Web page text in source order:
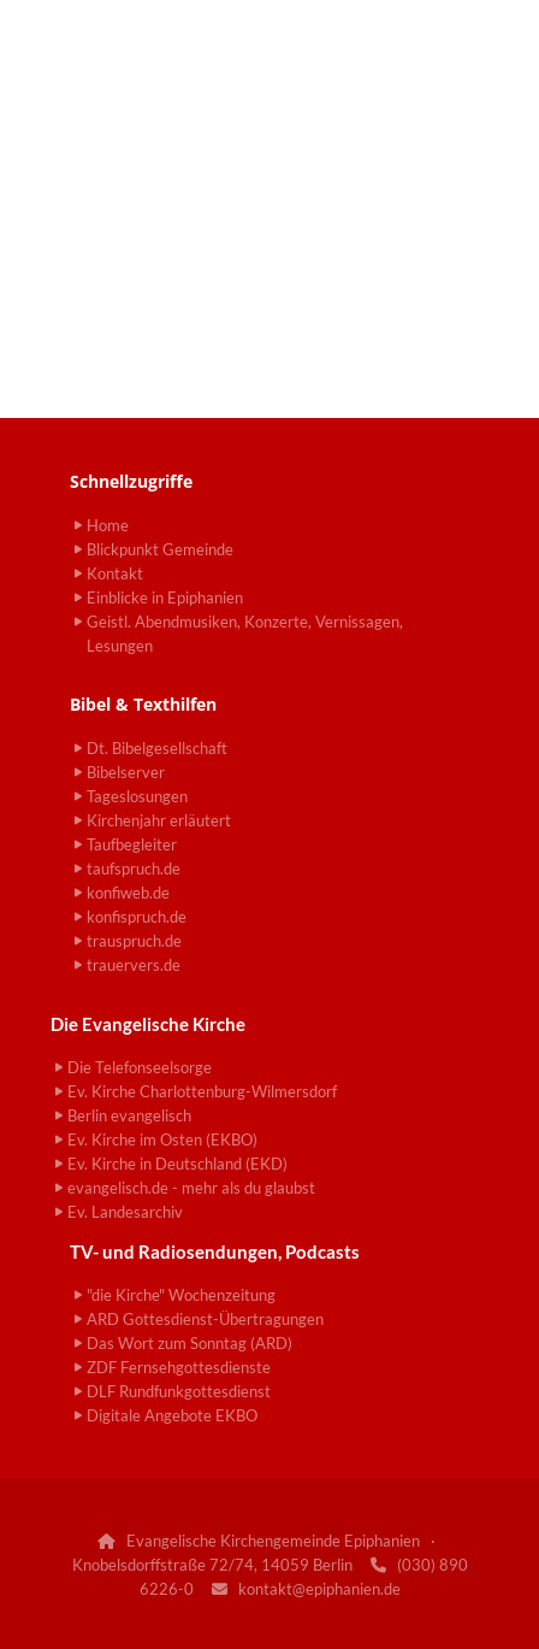
Schnellzugriffe
Home
Blickpunkt Gemeinde
Kontakt
Einblicke in Epiphanien
Geistl. Abendmusiken, Konzerte, Vernissagen,
Lesungen
Bibel & Texthilfen
Dt. Bibelgesellschaft
Bibelserver
Tageslosungen
Kirchenjahr erläutert
Taufbegleiter
taufspruch.de
konfiweb.de
konfispruch.de
trauspruch.de
trauervers.de
Die Evangelische Kirche
Die Telefonseelsorge
Ev. Kirche Charlottenburg-Wilmersdorf
Berlin evangelisch
Ev. Kirche im Osten (EKBO)
Ev. Kirche in Deutschland (EKD)
evangelisch.de - mehr als du glaubst
Ev. Landesarchiv
TV- und Radiosendungen, Podcasts
"die Kirche" Wochenzeitung
ARD Gottesdienst-Übertragungen
Das Wort zum Sonntag (ARD)
ZDF Fernsehgottesdienste
DLF Rundfunkgottesdienst
Digitale Angebote EKBO
Evangelische Kirchengemeinde Epiphanien ·
Knobelsdorffstraße 72/74, 14059 Berlin
(030) 890
6226-0
kontakt@epiphanien.de